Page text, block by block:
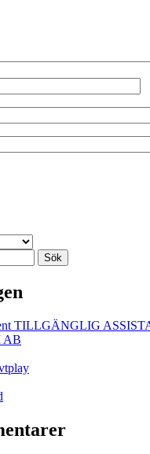
TILLGÄNGLIG
AB